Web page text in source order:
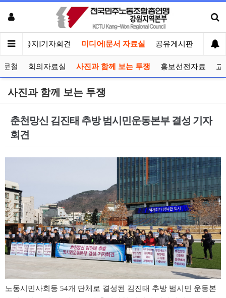
인 공지|기자회견 미디어|문서 자료실 공유게시판 선거
문철 회의자료실 사진과 함께 보는 투쟁 홍보선전자료 교
사진과 함께 보는 투쟁
춘천망신 김진태 추방 범시민운동본부 결성 기자
회견
노동시민사회등 54개 단체로 결성된 김진태 추방 범시민 운동본